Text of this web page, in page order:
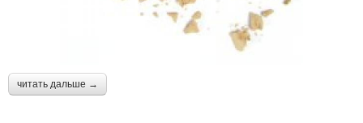
читать дальше →